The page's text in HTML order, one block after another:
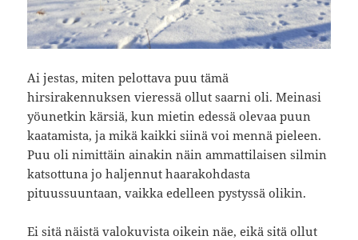
Ai jestas, miten pelottava puu tämä
hirsirakennuksen vieressä ollut saarni oli. Meinasi
yöunetkin kärsiä, kun mietin edessä olevaa puun
kaatamista, ja mikä kaikki siinä voi mennä pieleen.
Puu oli nimittäin ainakin näin ammattilaisen silmin
katsottuna jo haljennut haarakohdasta
pituussuuntaan, vaikka edelleen pystyssä olikin.
Ei sitä näistä valokuvista oikein näe, eikä sitä ollut